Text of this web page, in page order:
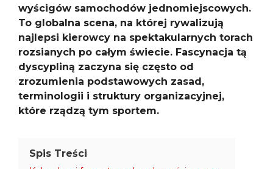
wyścigów samochodów jednomiejscowych.
To globalna scena, na której rywalizują
najlepsi kierowcy na spektakularnych torach
rozsianych po całym świecie. Fascynacja tą
dyscypliną zaczyna się często od
zrozumienia podstawowych zasad,
terminologii i struktury organizacyjnej,
które rządzą tym sportem.
Spis Treści